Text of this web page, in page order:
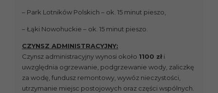
– Park Lotników Polskich – ok. 15 minut pieszo,
– Łąki Nowohuckie – ok. 15 minut pieszo.
CZYNSZ ADMINISTRACYJNY:
Czynsz administracyjny wynosi około 1100 złi
uwzględnia ogrzewanie, podgrzewanie wody, zaliczkę
za wodę, fundusz remontowy, wywóz nieczystości,
utrzymanie miejsc postojowych oraz części wspólnych.